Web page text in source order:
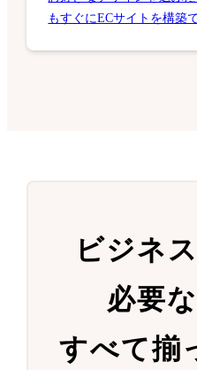
もすぐにECサイトを構築
ビジネ
必要
すべて揃